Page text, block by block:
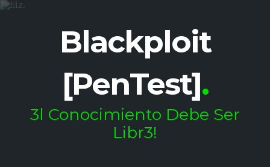
Blackploit
[PenTest].
3l Conocimiento Debe Ser
Libr3!